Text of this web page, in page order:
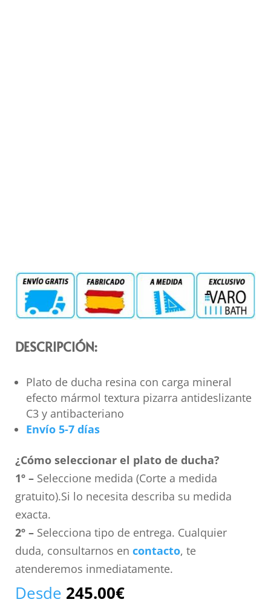
DESCRIPCIÓN:
Plato de ducha resina con carga mineral
efecto mármol textura pizarra antideslizante
C3 y antibacteriano
Envío 5-7 días
¿Cómo seleccionar el plato de ducha?
1º –Seleccione medida (Corte a medida
gratuito).Si lo necesita describa su medida
exacta.
2º –Selecciona tipo de entrega. Cualquier
duda, consultarnos en contacto, te
atenderemos inmediatamente.
Desde 245.00€